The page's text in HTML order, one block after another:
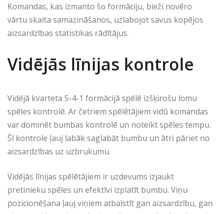
Komandas, kas izmanto šo formāciju, bieži novēro
vārtu skaita samazināšanos, uzlabojot savus kopējos
aizsardzības statistikas rādītājus.
Vidējās līnijas kontrole
Vidējā kvarteta 5-4-1 formācijā spēlē izšķirošu lomu
spēles kontrolē. Ar četriem spēlētājiem vidū komandas
var dominēt bumbas kontrolē un noteikt spēles tempu.
Šī kontrole ļauj labāk saglabāt bumbu un ātri pāriet no
aizsardzības uz uzbrukumu.
Vidējās līnijas spēlētājiem ir uzdevums izjaukt
pretinieku spēles un efektīvi izplatīt bumbu. Viņu
pozicionēšana ļauj viņiem atbalstīt gan aizsardzību, gan